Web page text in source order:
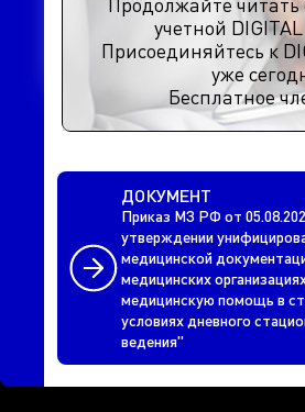
учетной
Присоединяйтесь к
уже
Бесплатное
ДОКУМЕНТ
Приказ МЗ РФ от
утверждении
медицинской
медицинских
медицинскую помощь в
условиях дневного
ведения"